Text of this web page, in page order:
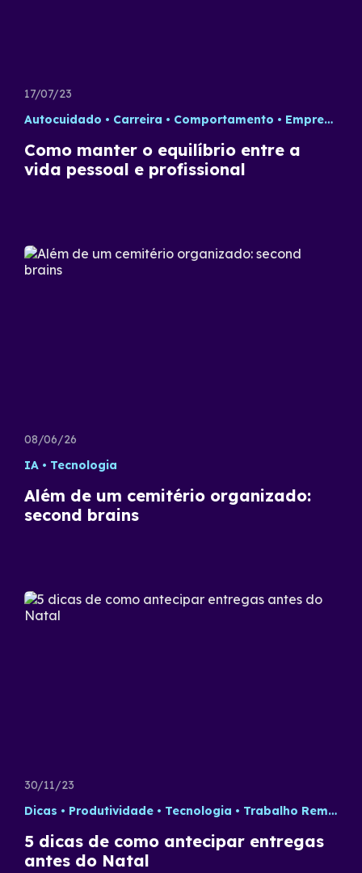
17/07/23
Autocuidado
Carreira Comportamento Empreendedorismo
Como manter o equilíbrio entre a
vida pessoal e profissional
08/06/26
IA
Tecnologia
Além de um cemitério organizado:
second brains
30/11/23
Dicas
Produtividade Tecnologia Trabalho Remoto
5 dicas de como antecipar entregas
antes do Natal